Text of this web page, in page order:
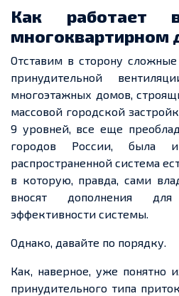
Как работает
многоквартирном
Отставим в сторону
принудительной
многоэтажных домов,
массовой городской
9 уровней, все еще
городов России, была и
распространенной система
в которую, правда, сами
вносят дополнения
эффективности системы.
Однако, давайте по порядку.
Как, наверное, уже понятно
принудительного типа